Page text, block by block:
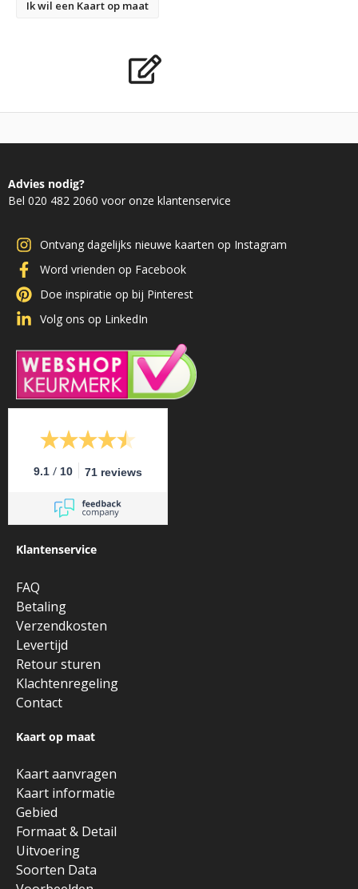
Ik wil een Kaart op maat
Advies nodig?
Bel 020 482 2060 voor onze klantenservice
Ontvang dagelijks nieuwe kaarten op Instagram
Word vrienden op Facebook
Doe inspiratie op bij Pinterest
Volg ons op LinkedIn
9.1 / 10 71 reviews
Klantenservice
FAQ
Betaling
Verzendkosten
Levertijd
Retour sturen
Klachtenregeling
Contact
Kaart op maat
Kaart aanvragen
Kaart informatie
Gebied
Formaat & Detail
Uitvoering
Soorten Data